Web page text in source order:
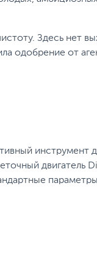
Здесь нет
от
инструмент
двигатель